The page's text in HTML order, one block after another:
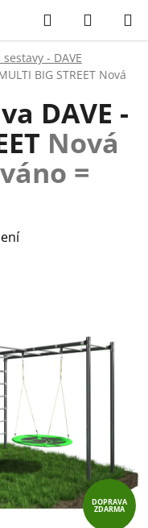
Hledat
KOŠÍK
- DAVE
BIG STREET Nová
DAVE -
Nová
=
DOPRAVA
ZDARMA